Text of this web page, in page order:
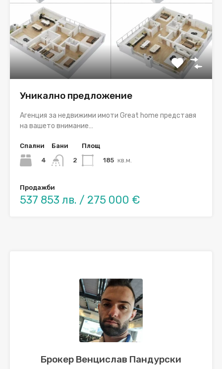
Уникално предложение
Агенция за недвижими имоти Great home представя
на вашето внимание…
Спални
4
Бани
2
Площ
185 кв.м.
Продажби
537 853 лв. / 275 000 €
Брокер Венцислав Пандурски